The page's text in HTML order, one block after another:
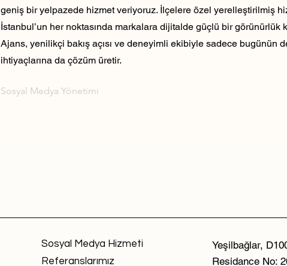
geniş bir yelpazede hizmet veriyoruz. İlçelere özel yerelleştirilmiş
İstanbul’un her noktasında markalara dijitalde güçlü bir görünürlük
Ajans, yenilikçi bakış açısı ve deneyimli ekibiyle sadece bugünün
ihtiyaçlarına da çözüm üretir.
Sosyal Medya Yönetimi
Sosyal Medya Hizmeti
Referanslarımız
Yeşilbağlar,
Residance No: